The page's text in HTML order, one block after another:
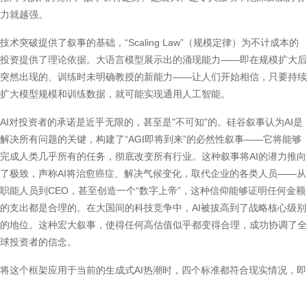
力就越强。
技术突破提供了叙事的基础，“Scaling Law”（规模定律）为不计成本的
投资提供了理论依据。大语言模型展示出的涌现能力——即在规模扩大后
突然出现的、训练时未明确教授的新能力——让人们开始相信，只要持续
扩大模型规模和训练数据，就可能实现通用人工智能。
AI对投资者的承诺是近乎无限的，甚至是"不可知"的。硅谷叙事认为AI是
解决所有问题的关键，构建了“AGI即将到来”的必然性叙事——它将能够
完成人类几乎所有的任务，彻底改变所有行业。这种叙事将AI的潜力推向
了极致，声称AI将治愈癌症、解决气候变化，取代企业的各类人员——从
职能人员到CEO，甚至创造一个“数字上帝”，这种信仰能够证明任何金额
的支出都是合理的。在大国间的科技竞争中，AI被拔高到了战略核心级别
的地位。这种宏大叙事，使得任何高估值似乎都变得合理，成功协调了全
球投资者的信念。
将这个框架应用于当前的生成式AI热潮时，四个标准都符合现实情况，即